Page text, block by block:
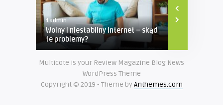
1admin
Wolny i niestabilny Internet – skąd
te problemy?
Multicote is your Review Magazine Blog News
WordPress Theme
Copyright © 2019 - Theme byAnthemes.com